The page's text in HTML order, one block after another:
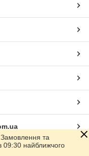
та
09:30 найближчого